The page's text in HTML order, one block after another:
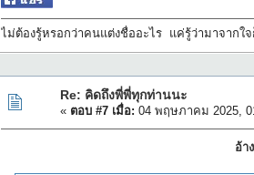
ไม่ต้องรู้หรอกว่าคนแต่งชื่ออะไร แค่รู้ว่ามาจากใ
Re: คิดถึงพี่พี่ทุกท่านนะ
« ตอบ #7 เมื่อ: 04 พฤษภาคม 2025,
อ้า